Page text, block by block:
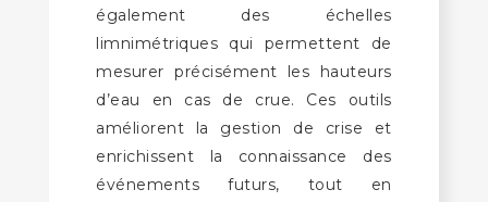
également des échelles
limnimétriques qui permettent de
mesurer précisément les hauteurs
d’eau en cas de crue. Ces outils
améliorent la gestion de crise et
enrichissent la connaissance des
événements futurs, tout en